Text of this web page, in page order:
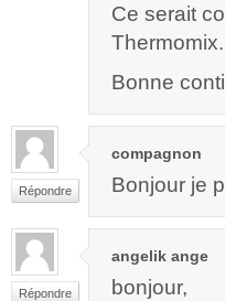
Ce serait
Thermomix.
Bonne
Répondre
compagnon
Bonjour je
Répondre
angelik ange
bonjour,